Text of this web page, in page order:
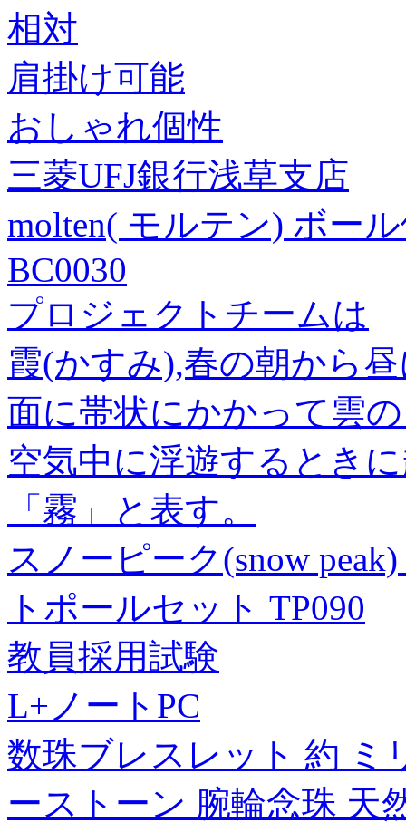
相対
肩掛け可能
おしゃれ個性
三菱UFJ銀行浅草支店
molten( モルテン) ボー
BC0030
プロジェクトチームは
霞(かすみ),春の朝から
面に帯状にかかって雲
空気中に浮遊するとき
「霧」と表す。
スノーピーク(snow
トポールセット TP090
教員採用試験
L+ノートPC
数珠ブレスレット 約 ミ
ーストーン 腕輪念珠 天